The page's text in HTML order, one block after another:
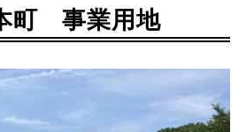
町 事業用地